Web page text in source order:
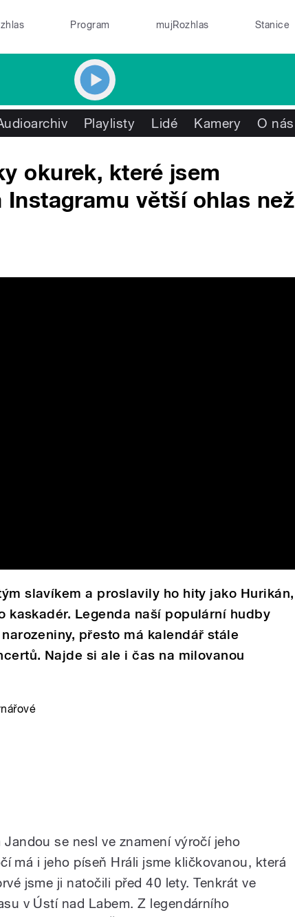
Program mujRozhlas Stanice
Playlisty Lidé Kamery O nás
okurek, které jsem
větší ohlas než
slavíkem a proslavily ho hity jako Hurikán,
kaskadér. Legenda naší populární hudby
přesto má kalendář stále
Najde si ale i čas na milovanou
Jandou se nesl ve znamení výročí jeho
má i jeho píseň Hráli jsme kličkovanou, která
jsme ji natočili před 40 lety. Tenkrát ve
v Ústí nad Labem. Z legendárního